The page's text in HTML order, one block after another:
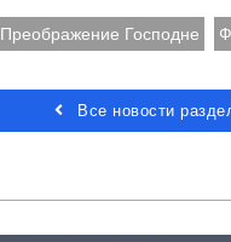
Преображение Господне
Все новости